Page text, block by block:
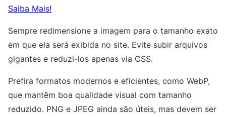
Saiba Mais!
Sempre redimensione a imagem para o tamanho exato
em que ela será exibida no site. Evite subir arquivos
gigantes e reduzi-los apenas via CSS.
Prefira formatos modernos e eficientes, como WebP,
que mantêm boa qualidade visual com tamanho
reduzido. PNG e JPEG ainda são úteis, mas devem ser